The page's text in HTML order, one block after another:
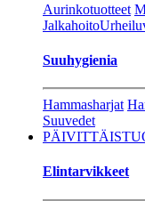
Aurinkotuotteet
Jalkahoito
Suuhygienia
Hammasharjat
Suuvedet
Elintarvikkeet